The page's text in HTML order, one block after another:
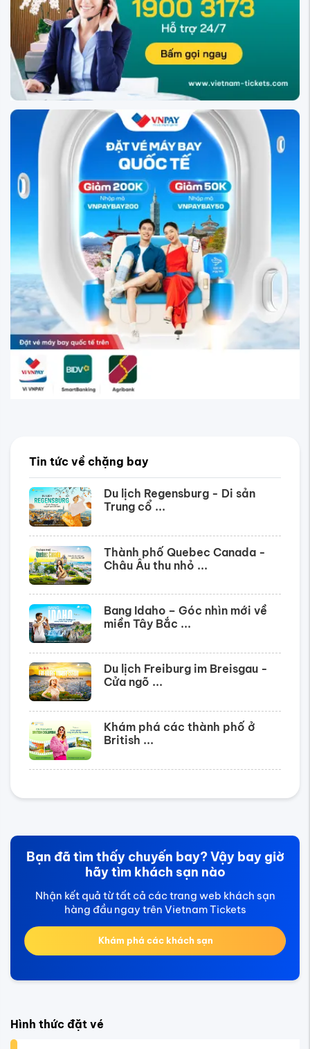
Tin tức về chặng bay
Du lịch Regensburg - Di sản
Trung cổ ...
Thành phố Quebec Canada -
Châu Âu thu nhỏ ...
Bang Idaho – Góc nhìn mới về
miền Tây Bắc ...
Du lịch Freiburg im Breisgau -
Cửa ngõ ...
Khám phá các thành phố ở
British ...
Bạn đã tìm thấy chuyến bay? Vậy bay giờ
hãy tìm khách sạn nào
Nhận kết quả từ tất cả các trang web khách sạn
hàng đầu ngay trên Vietnam Tickets
Khám phá các khách sạn
Hình thức đặt vé